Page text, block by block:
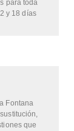
para toda
y 18 días
Fontana
que